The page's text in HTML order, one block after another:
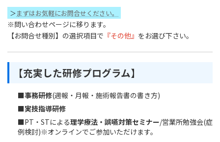
＞まずはお気軽にお問合せください。
※問い合わせページに移ります。
【お問合せ種別】の選択項目で 『その他』 をお選び下さい。
【充実した研修プログラム】
■事務研修(週報・月報・施術報告書の書き方)
■実技指導研修
■PT・STによる理学療法・誤嚥対策セミナー/営業所勉強会(症
例検討)※オンラインでご参加いただけます。